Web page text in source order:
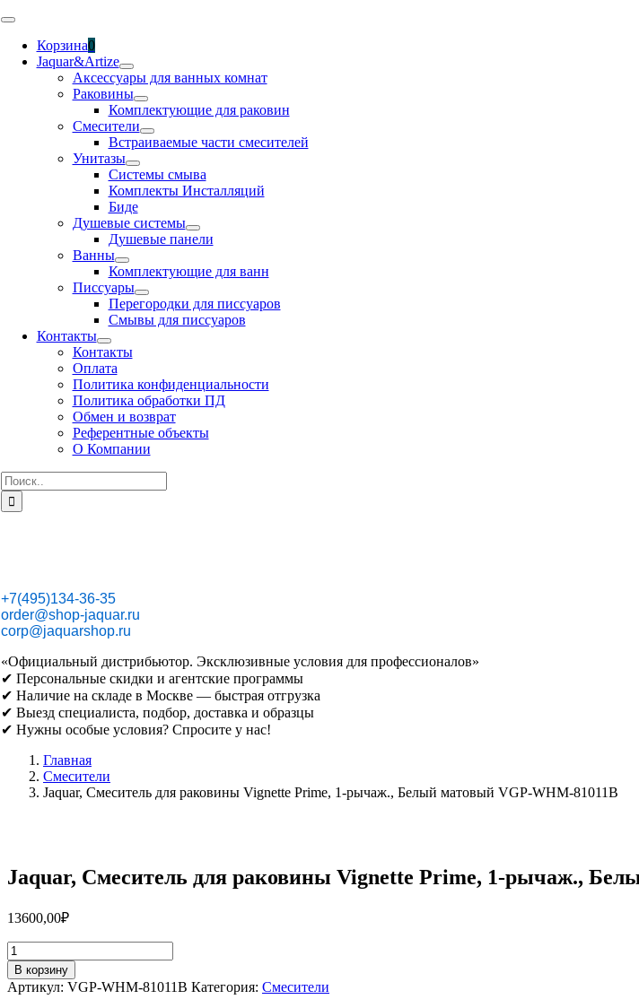
Skip
content
Toggle
NavigationКорзина0
Jaquar&Artize
Аксессуары для ванных комнат
Раковины
Комплектующие для раковин
Смесители
Встраиваемые части смесителей
Унитазы
Системы смыва
Комплекты Инсталляций
Биде
Душевые системы
Душевые панели
Ванны
Комплектующие для ванн
Писсуары
Перегородки для писсуаров
Смывы для писсуаров
Контакты
Контакты
Оплата
Политика конфиденциальности
Политика обработки ПД
Обмен и возврат
Референтные объекты
О Компании
Результат
поиска:
+7(495)134-36-35
order@shop-jaquar.ru
corp@jaquarshop.ru
«Официальный дистрибьютор. Эксклюзивные условия для профессионалов»
✔ Персональные скидки и агентские программы
✔ Наличие на складе в Москве — быстрая отгрузка
✔ Выезд специалиста, подбор, доставка и образцы
✔ Нужны особые условия? Спросите у нас!
Главная
Смесители
Jaquar, Смеситель для раковины Vignette Prime, 1-рычаж., Белый матовый VGP-WHM-81011B
Jaquar, Смеситель для раковины Vignette Prime, 1-рычаж.,
13600,00₽
Количество
товара
Jaquar,
Смеситель
В корзину
Артикул: VGP-WHM-81011B Категория: Смесители